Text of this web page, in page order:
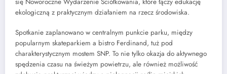
ekologiczną z praktycznym działaniem na rzecz środowiska.
Spotkanie zaplanowano w centralnym punkcie parku, między
popularnym skateparkiem a bistro Ferdinand, tuż pod
charakterystycznym mostem SNP. To nie tylko okazja do aktywnego
spędzenia czasu na świeżym powietrzu, ale również możliwość